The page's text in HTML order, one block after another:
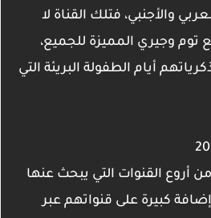
والأجنبي، فتلك القناة لا
وجيري المميزة للجميع،
أيام الطفولة البريئة التي
أروع القنوات التي يبحث عنها
إضافة كبيرة على قنواتهم عبر